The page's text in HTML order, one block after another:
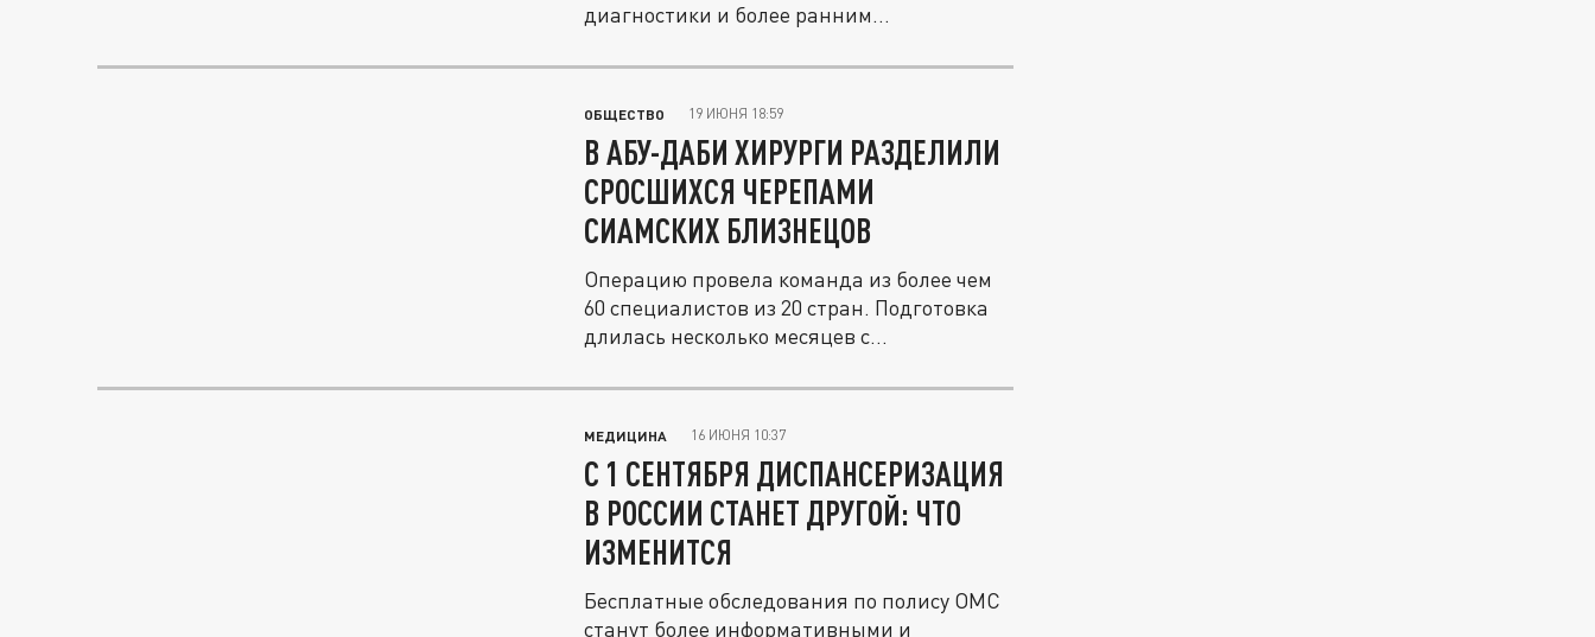
диагностики и более ранним
ОБЩЕСТВО 19 ИЮНЯ 18:59
В АБУ-ДАБИ ХИРУРГИ РАЗДЕЛИЛИ
СРОСШИХСЯ ЧЕРЕПАМИ
СИАМСКИХ БЛИЗНЕЦОВ
Операцию провела команда из более чем
60 специалистов из 20 стран. Подготовка
длилась несколько месяцев с...
МЕДИЦИНА 16 ИЮНЯ 10:37
С 1 СЕНТЯБРЯ ДИСПАНСЕРИЗАЦИЯ
В РОССИИ СТАНЕТ ДРУГОЙ: ЧТО
ИЗМЕНИТСЯ
Бесплатные обследования по полису ОМС
станут более информативными и